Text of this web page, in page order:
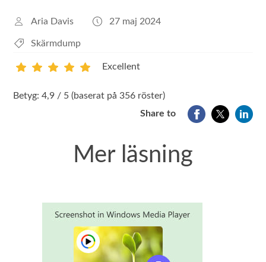
Aria Davis 27 maj 2024
Skärmdump
Excellent
Betyg: 4,9 / 5 (baserat på 356 röster)
Share to
Mer läsning